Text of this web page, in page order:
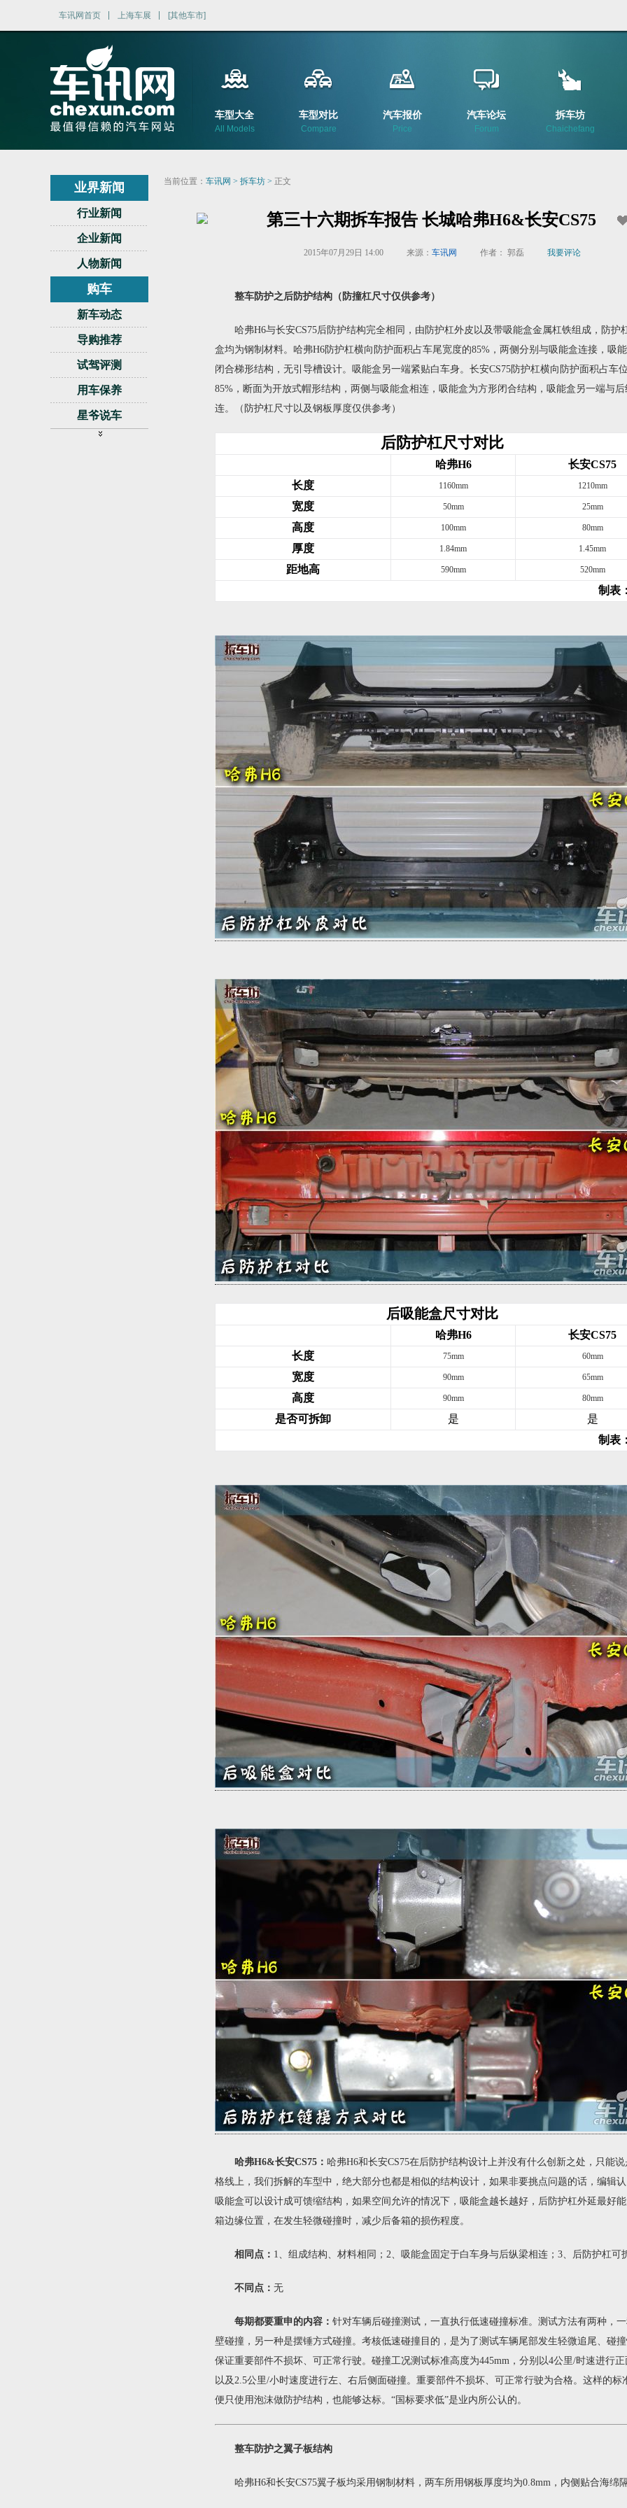
车讯网首页 上海车展 [其他车市]
车型大全
All Models
车型对比
Compare
汽车报价
Price
汽车论坛
Forum
拆车坊
Chaichefang
业界新闻
行业新闻
企业新闻
人物新闻
购车
新车动态
导购推荐
试驾评测
用车保养
星爷说车
视频
当前位置： 车讯网 > 拆车坊 > 正文
第三十六期拆车报告 长城哈弗H6&长安CS75
2015年07月29日 14:00 来源： 车讯网 作者： 郭磊 我要评论
整车防护之后防护结构（防撞杠尺寸仅供参考）
哈弗H6与长安CS75后防护结构完全相同，由防护杠外皮以及带吸能盒金属杠铁组成，防护
盒均为钢制材料。哈弗H6防护杠横向防护面积占车尾宽度的85%，两侧分别与吸能盒连接，吸
闭合梯形结构，无引导槽设计。吸能盒另一端紧贴白车身。长安CS75防护杠横向防护面积占车
85%，断面为开放式帽形结构，两侧与吸能盒相连，吸能盒为方形闭合结构，吸能盒另一端与
连。（防护杠尺寸以及钢板厚度仅供参考）
后防护杠尺寸对比
哈弗H6
长安CS75
长度
1160mm 1210mm
宽度 50mm 25mm
高度 100mm 80mm
厚度 1.84mm 1.45mm
距地高 590mm 520mm
制表
后吸能盒尺寸对比
哈弗H6
长安CS75
长度
75mm 60mm
宽度 90mm 65mm
高度 90mm 80mm
是否可拆卸 是
是
制表
哈弗H6&长安CS75： 哈弗H6和长安CS75在后防护结构设计上并没有什么创新之处，只能
格线上，我们拆解的车型中，绝大部分也都是相似的结构设计，如果非要挑点问题的话，编辑
吸能盒可以设计成可馈缩结构，如果空间允许的情况下，吸能盒越长越好，后防护杠外延最好
箱边缘位置，在发生轻微碰撞时，减少后备箱的损伤程度。
相同点： 1、组成结构、材料相同；2、吸能盒固定于白车身与后纵梁相连；3、后防护杠可
不同点： 无
每期都要重申的内容： 针对车辆后碰撞测试，一直执行低速碰撞标准。测试方法有两种，
壁碰撞，另一种是摆锤方式碰撞。考核低速碰撞目的，是为了测试车辆尾部发生轻微追尾、碰
保证重要部件不损坏、可正常行驶。碰撞工况测试标准高度为445mm，分别以4公里/时速进行
以及2.5公里/小时速度进行左、右后侧面碰撞。重要部件不损坏、可正常行驶为合格。这样的标
便只使用泡沫做防护结构，也能够达标。“国标要求低”是业内所公认的。
整车防护之翼子板结构
哈弗H6和长安CS75翼子板均采用钢制材料，两车所用钢板厚度均为0.8mm，内侧贴合海绵